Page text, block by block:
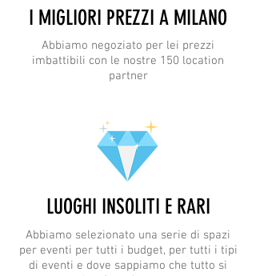
I MIGLIORI PREZZI A MILANO
Abbiamo negoziato per lei prezzi
imbattibili con le nostre 150 location
partner
LUOGHI INSOLITI E RARI
Abbiamo selezionato una serie di spazi
per eventi per tutti i budget, per tutti i tipi
di eventi e dove sappiamo che tutto si